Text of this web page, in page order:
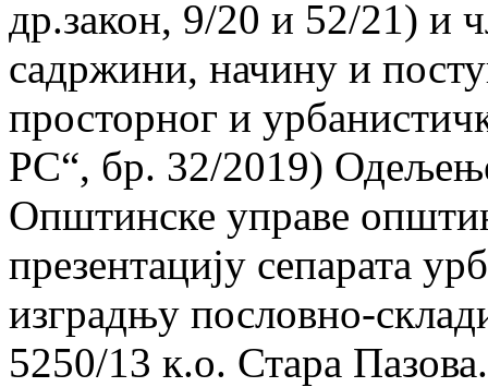
др.закон, 9/20 и 52/21) и
садржини, начину и
просторног и
РС“, бр. 32/2019)
Општинске управе
презентацију сепарата
изградњу пословно-
5250/13 к.о. Стара Пазова.